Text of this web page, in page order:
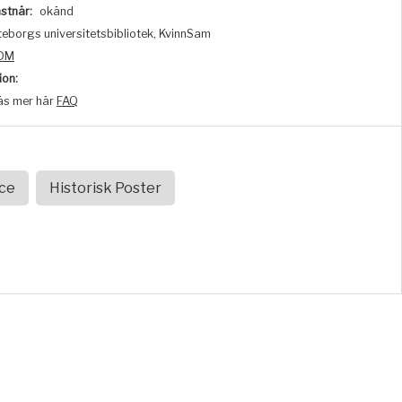
okänd
universitetsbibliotek, KvinnSam
mer här FAQ
Historisk Poster